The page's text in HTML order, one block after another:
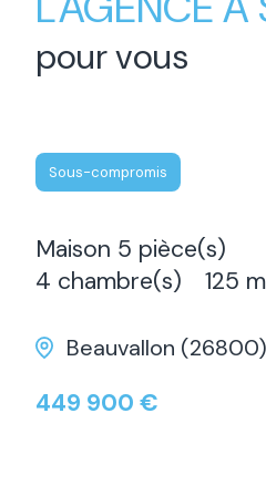
pour vous
Sous-compromis
Maison 5 pièce(s)
4 chambre(s)
125
Beauvallon (26800)
449 900 €